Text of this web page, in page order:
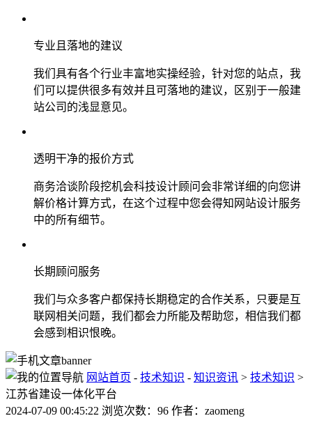
专业且落地的建议
我们具有各个行业丰富地实操经验，针对您的站点，我
们可以提供很多有效并且可落地的建议，区别于一般建
站公司的浅显意见。
透明干净的报价方式
商务洽谈阶段挖机会科技设计顾问会非常详细的向您讲
解价格计算方式，在这个过程中您会得知网站设计服务
中的所有细节。
长期顾问服务
我们与众多客户都保持长期稳定的合作关系，只要是互
联网相关问题，我们都会力所能及帮助您，相信我们都
会感到相识恨晚。
网站首页 - 技术知识 - 知识资讯 > 技术知识 >
江苏省建设一体化平台
2024-07-09 00:45:22 浏览次数：96 作者：zaomeng